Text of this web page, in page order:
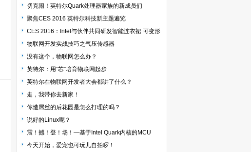
切克闹！英特尔Quark处理器家族的新成员们
聚焦CES 2016 英特尔科技新主题遍览
CES 2016：Intel与伙伴共同研发智能连衣裙 可变形
物联网开发实战技巧之气压传感器
没有这个，物联网怎么办？
英特尔：用“芯”培育物联网起步
英特尔在物联网开发者大会都讲了什么？
走，我带你去新家！
你造屌丝的后花园是怎么打理的吗？
说好的Linux呢？
震！撼！登！场！—基于Intel Quark内核的MCU
今天开始，爱宠也可玩儿自拍啰！